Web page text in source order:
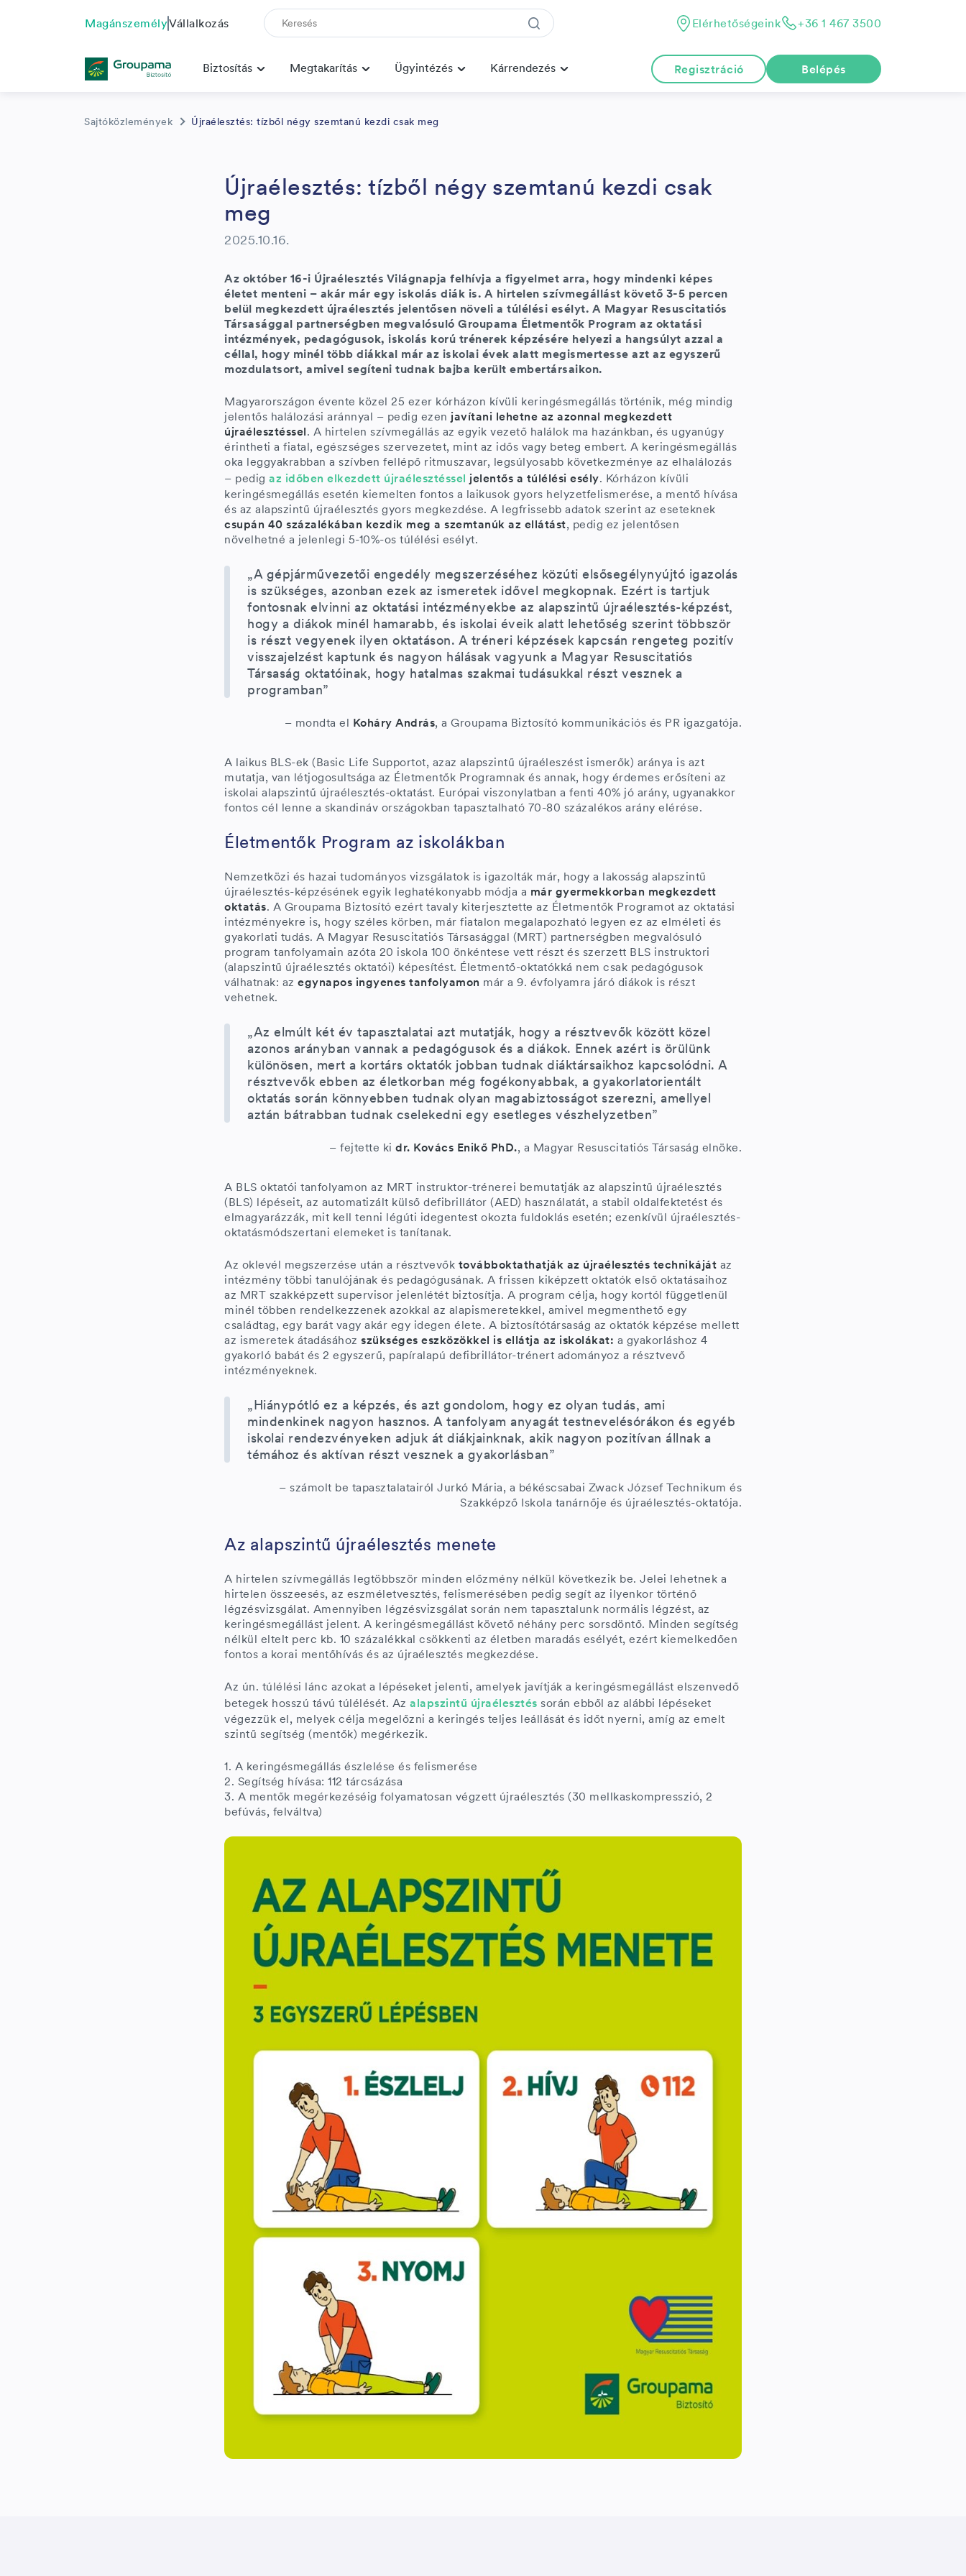
MagánszemélyVállalkozás Elérhetőségeink +36 1 467 3500
Biztosítás Megtakarítás Ügyintézés Kárrendezés Regisztráció Belépés
Sajtóközlemények Újraélesztés: tízből négy szemtanú kezdi csak meg
Újraélesztés: tízből négy szemtanú kezdi csak
meg
2025.10.16.
Az október 16-i Újraélesztés Világnapja felhívja a figyelmet arra, hogy mindenki képes
életet menteni – akár már egy iskolás diák is. A hirtelen szívmegállást követő 3-5 percen
belül megkezdett újraélesztés jelentősen növeli a túlélési esélyt. A Magyar Resuscitatiós
Társasággal partnerségben megvalósuló Groupama Életmentők Program az oktatási
intézmények, pedagógusok, iskolás korú trénerek képzésére helyezi a hangsúlyt azzal a
céllal, hogy minél több diákkal már az iskolai évek alatt megismertesse azt az egyszerű
mozdulatsort, amivel segíteni tudnak bajba került embertársaikon.
Magyarországon évente közel 25 ezer kórházon kívüli keringésmegállás történik, még mindig
jelentős halálozási aránnyal – pedig ezen javítani lehetne az azonnal megkezdett
újraélesztéssel. A hirtelen szívmegállás az egyik vezető halálok ma hazánkban, és ugyanúgy
érintheti a fiatal, egészséges szervezetet, mint az idős vagy beteg embert. A keringésmegállás
oka leggyakrabban a szívben fellépő ritmuszavar, legsúlyosabb következménye az elhalálozás
– pedig az időben elkezdett újraélesztéssel jelentős a túlélési esély. Kórházon kívüli
keringésmegállás esetén kiemelten fontos a laikusok gyors helyzetfelismerése, a mentő hívása
és az alapszintű újraélesztés gyors megkezdése. A legfrissebb adatok szerint az eseteknek
csupán 40 százalékában kezdik meg a szemtanúk az ellátást, pedig ez jelentősen
növelhetné a jelenlegi 5-10%-os túlélési esélyt.
„A gépjárművezetői engedély megszerzéséhez közúti elsősegélynyújtó igazolás
is szükséges, azonban ezek az ismeretek idővel megkopnak. Ezért is tartjuk
fontosnak elvinni az oktatási intézményekbe az alapszintű újraélesztés-képzést,
hogy a diákok minél hamarabb, és iskolai éveik alatt lehetőség szerint többször
is részt vegyenek ilyen oktatáson. A tréneri képzések kapcsán rengeteg pozitív
visszajelzést kaptunk és nagyon hálásak vagyunk a Magyar Resuscitatiós
Társaság oktatóinak, hogy hatalmas szakmai tudásukkal részt vesznek a
programban”
– mondta el Koháry András, a Groupama Biztosító kommunikációs és PR igazgatója.
A laikus BLS-ek (Basic Life Supportot, azaz alapszintű újraéleszést ismerők) aránya is azt
mutatja, van létjogosultsága az Életmentők Programnak és annak, hogy érdemes erősíteni az
iskolai alapszintű újraélesztés-oktatást. Európai viszonylatban a fenti 40% jó arány, ugyanakkor
fontos cél lenne a skandináv országokban tapasztalható 70-80 százalékos arány elérése.
Életmentők Program az iskolákban
Nemzetközi és hazai tudományos vizsgálatok is igazolták már, hogy a lakosság alapszintű
újraélesztés-képzésének egyik leghatékonyabb módja a már gyermekkorban megkezdett
oktatás. A Groupama Biztosító ezért tavaly kiterjesztette az Életmentők Programot az oktatási
intézményekre is, hogy széles körben, már fiatalon megalapozható legyen ez az elméleti és
gyakorlati tudás. A Magyar Resuscitatiós Társasággal (MRT) partnerségben megvalósuló
program tanfolyamain azóta 20 iskola 100 önkéntese vett részt és szerzett BLS instruktori
(alapszintű újraélesztés oktatói) képesítést. Életmentő-oktatókká nem csak pedagógusok
válhatnak: az egynapos ingyenes tanfolyamon már a 9. évfolyamra járó diákok is részt
vehetnek.
„Az elmúlt két év tapasztalatai azt mutatják, hogy a résztvevők között közel
azonos arányban vannak a pedagógusok és a diákok. Ennek azért is örülünk
különösen, mert a kortárs oktatók jobban tudnak diáktársaikhoz kapcsolódni. A
résztvevők ebben az életkorban még fogékonyabbak, a gyakorlatorientált
oktatás során könnyebben tudnak olyan magabiztosságot szerezni, amellyel
aztán bátrabban tudnak cselekedni egy esetleges vészhelyzetben”
– fejtette ki dr. Kovács Enikő PhD., a Magyar Resuscitatiós Társaság elnöke.
A BLS oktatói tanfolyamon az MRT instruktor-trénerei bemutatják az alapszintű újraélesztés
(BLS) lépéseit, az automatizált külső defibrillátor (AED) használatát, a stabil oldalfektetést és
elmagyarázzák, mit kell tenni légúti idegentest okozta fuldoklás esetén; ezenkívül újraélesztés-
oktatásmódszertani elemeket is tanítanak.
Az oklevél megszerzése után a résztvevők továbboktathatják az újraélesztés technikáját az
intézmény többi tanulójának és pedagógusának. A frissen kiképzett oktatók első oktatásaihoz
az MRT szakképzett supervisor jelenlétét biztosítja. A program célja, hogy kortól függetlenül
minél többen rendelkezzenek azokkal az alapismeretekkel, amivel megmenthető egy
családtag, egy barát vagy akár egy idegen élete. A biztosítótársaság az oktatók képzése mellett
az ismeretek átadásához szükséges eszközökkel is ellátja az iskolákat: a gyakorláshoz 4
gyakorló babát és 2 egyszerű, papíralapú defibrillátor-trénert adományoz a résztvevő
intézményeknek.
„Hiánypótló ez a képzés, és azt gondolom, hogy ez olyan tudás, ami
mindenkinek nagyon hasznos. A tanfolyam anyagát testnevelésórákon és egyéb
iskolai rendezvényeken adjuk át diákjainknak, akik nagyon pozitívan állnak a
témához és aktívan részt vesznek a gyakorlásban”
– számolt be tapasztalatairól Jurkó Mária, a békéscsabai Zwack József Technikum és
Szakképző Iskola tanárnője és újraélesztés-oktatója.
Az alapszintű újraélesztés menete
A hirtelen szívmegállás legtöbbször minden előzmény nélkül következik be. Jelei lehetnek a
hirtelen összeesés, az eszméletvesztés, felismerésében pedig segít az ilyenkor történő
légzésvizsgálat. Amennyiben légzésvizsgálat során nem tapasztalunk normális légzést, az
keringésmegállást jelent. A keringésmegállást követő néhány perc sorsdöntő. Minden segítség
nélkül eltelt perc kb. 10 százalékkal csökkenti az életben maradás esélyét, ezért kiemelkedően
fontos a korai mentőhívás és az újraélesztés megkezdése.
Az ún. túlélési lánc azokat a lépéseket jelenti, amelyek javítják a keringésmegállást elszenvedő
betegek hosszú távú túlélését. Az alapszintű újraélesztés során ebből az alábbi lépéseket
végezzük el, melyek célja megelőzni a keringés teljes leállását és időt nyerni, amíg az emelt
szintű segítség (mentők) megérkezik.
1. A keringésmegállás észlelése és felismerése
2. Segítség hívása: 112 tárcsázása
3. A mentők megérkezéséig folyamatosan végzett újraélesztés (30 mellkaskompresszió, 2
befúvás, felváltva)